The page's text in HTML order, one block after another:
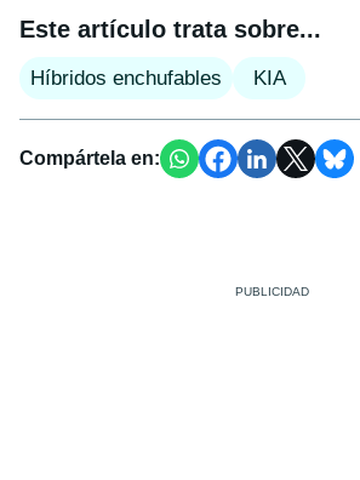
Este artículo trata sobre...
Híbridos enchufables KIA
Compártela en: